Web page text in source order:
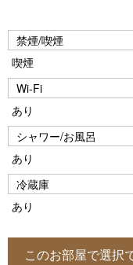
禁煙/喫煙
喫煙
Wi-Fi
あり
シャワー/お風呂
あり
冷蔵庫
あり
このお部屋で選択